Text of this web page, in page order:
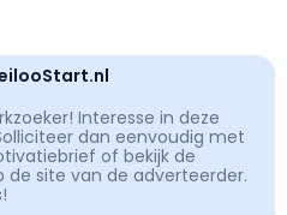
Interesse in deze
dan eenvoudig met
of bekijk de
de site van de adverteerder.